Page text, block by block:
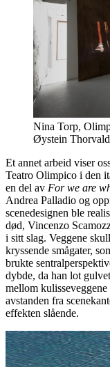
Nina Torp,
Øystein
Et annet arbeid viser
Teatro Olimpico i den
en del av For we are
Andrea Palladio og
scenedesignen ble
død, Vincenzo
i sitt slag. Veggene
kryssende smågater,
brukte
dybde, da han lot
mellom
avstanden fra
effekten slående.